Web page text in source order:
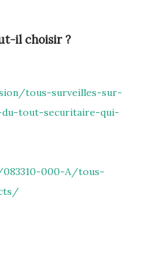
il choisir ?
tous-surveilles-sur-
tout-securitaire-qui-
000-A/tous-